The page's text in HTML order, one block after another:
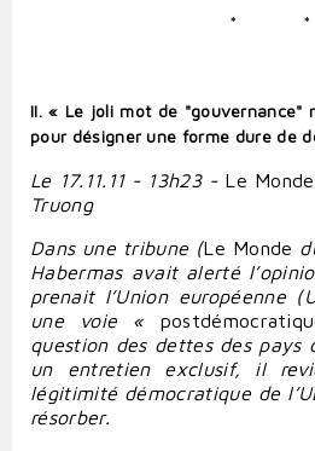
*
*
II. « Le joli mot de "gouvernance"
pour désigner une forme dure de
Le 17.11.11 - 13h23 -Le Monde
Truong
Dans une tribune (Le Monde
Habermasavait alerté
prenait l’Union européenne
une voie «
question des dettes des pays
un entretien exclusif, il
légitimité démocratique de
résorber.